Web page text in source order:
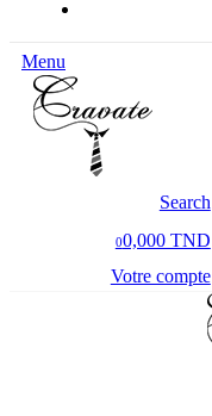
Menu
Search
00,000 TND
Votre compte